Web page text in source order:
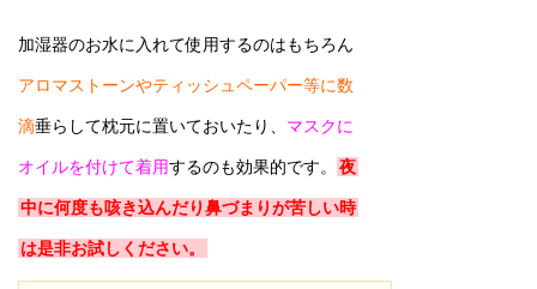
加湿器のお水に入れて使用するのはもちろん
アロマストーンやティッシュペーパー等に数
滴垂らして枕元に置いておいたり、 マスクに
オイルを付けて着用するのも効果的です。 夜
中に何度も咳き込んだり鼻づまりが苦しい時
は是非お試しください。